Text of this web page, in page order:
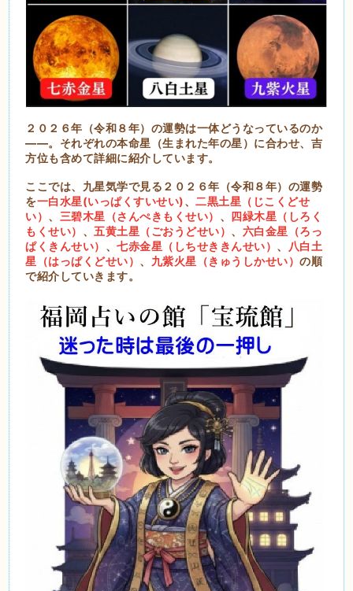
２０２６年（令和８年）の運勢は一体どうなっているのか
――。それぞれの本命星（生まれた年の星）に合わせ、吉
方位も含めて詳細に紹介しています。
ここでは、九星気学で見る２０２６年（令和８年）の運勢
を一白水星(いっぱくすいせい)、二黒土星（じこくどせ
い） 、 三碧木星（さんぺきもくせい） 、 四緑木星（しろく
もくせい） 、五黄土星（ごおうどせい） 、 六白金星（ろっ
ぱくきんせい） 、七赤金星（しちせききんせい） 、
八白土
星（はっぱくどせい） 、 九紫火星（きゅうしかせい）の順
で紹介していきます。